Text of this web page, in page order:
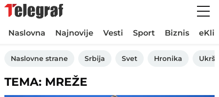
Naslovna Najnovije Vesti Sport Biznis
Naslovne strane Srbija Svet Hronika
TEMA: MREŽE